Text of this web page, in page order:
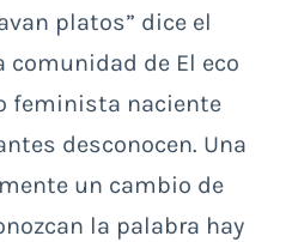
platos” dice el
comunidad de El eco
feminista naciente
desconocen. Una
un cambio de
la palabra hay